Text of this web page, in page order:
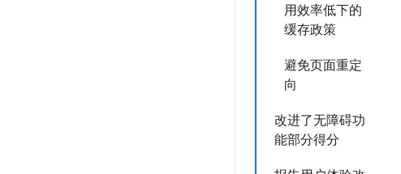
用效率低下的
缓存政策
避免页面重定
向
改进了无障碍功
能部分得分